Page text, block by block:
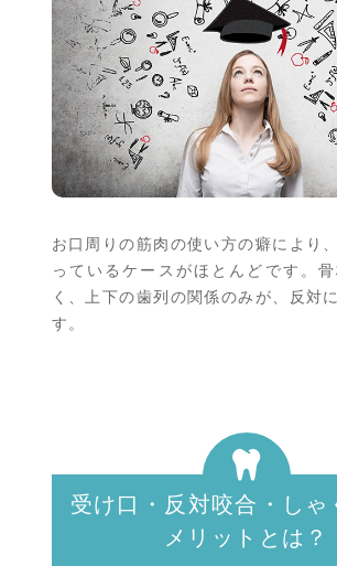
お口周りの筋肉の使い方の癖により
っているケースがほとんどです。
く、上下の歯列の関係のみが、反対
す。
受け口・反対咬合・しゃ
メリットとは？